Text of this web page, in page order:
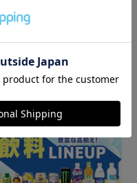
完売になる場合がござい
りさせていただく場合が
さい。
すめ ▼